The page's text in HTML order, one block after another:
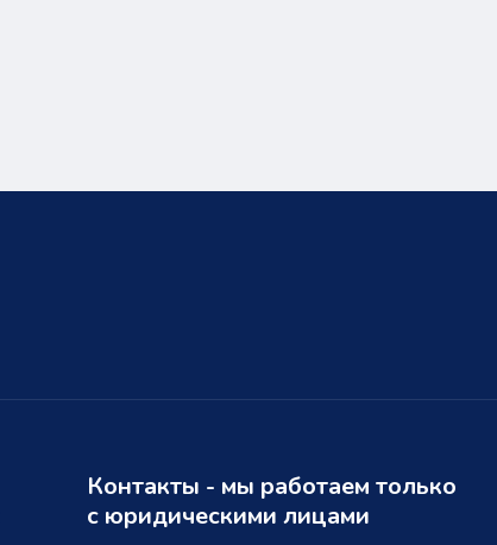
Контакты - мы работаем только
с юридическими лицами